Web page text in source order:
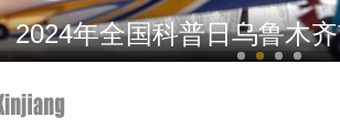
【铸牢共同体 中华一家亲
2024年全国科普日乌鲁木